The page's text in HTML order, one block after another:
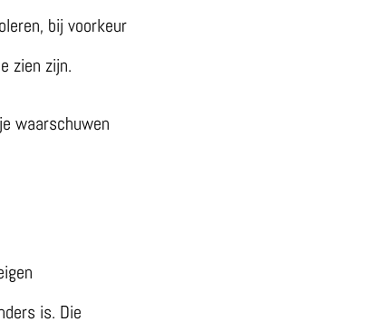
bij voorkeur
zien zijn.
waarschuwen
is. Die